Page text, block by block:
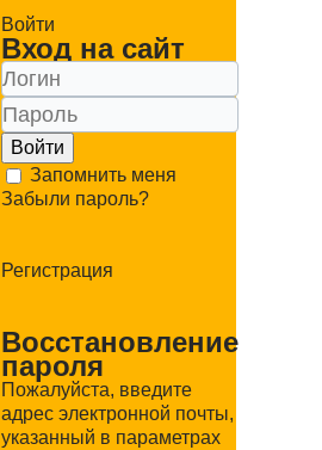
Войти
Вход на сайт
Войти
Запомнить меня
Забыли пароль?
Регистрация
Восстановление
пароля
Пожалуйста, введите
адрес электронной почты,
указанный в параметрах